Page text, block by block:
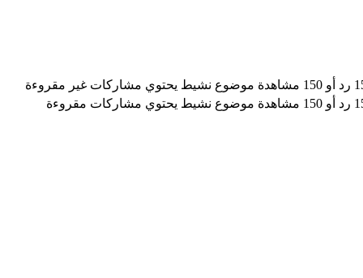
موضوع نشيط يحتوي مشاركات غير مقروءة
موضوع نشيط يحتوي مشاركات مقروءة